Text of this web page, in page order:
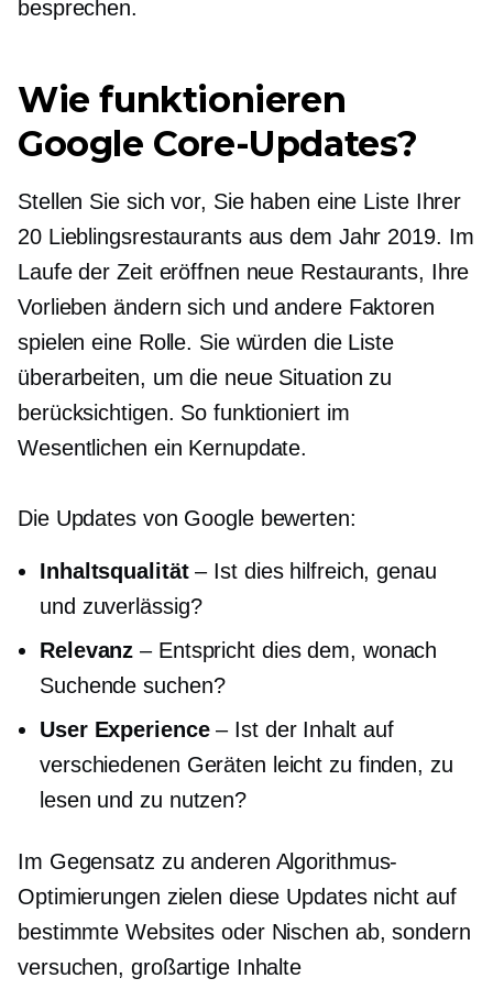
besprechen.
Wie funktionieren
Google Core-Updates?
Stellen Sie sich vor, Sie haben eine Liste Ihrer
20 Lieblingsrestaurants aus dem Jahr 2019. Im
Laufe der Zeit eröffnen neue Restaurants, Ihre
Vorlieben ändern sich und andere Faktoren
spielen eine Rolle. Sie würden die Liste
überarbeiten, um die neue Situation zu
berücksichtigen. So funktioniert im
Wesentlichen ein Kernupdate.
Die Updates von Google bewerten:
Inhaltsqualität– Ist dies hilfreich, genau
und zuverlässig?
Relevanz – Entspricht dies dem, wonach
Suchende suchen?
User Experience– Ist der Inhalt auf
verschiedenen Geräten leicht zu finden, zu
lesen und zu nutzen?
Im Gegensatz zu anderen Algorithmus-
Optimierungen zielen diese Updates nicht auf
bestimmte Websites oder Nischen ab, sondern
versuchen, großartige Inhalte